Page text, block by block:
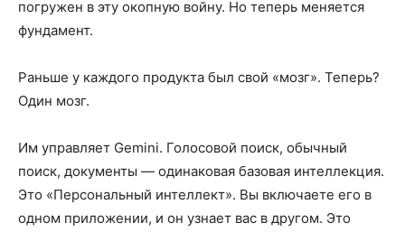
погружен в эту окопную войну. Но теперь меняется
фундамент.
Раньше у каждого продукта был свой «мозг». Теперь?
Один мозг.
Им управляет Gemini. Голосовой поиск, обычный
поиск, документы — одинаковая базовая интеллекция.
Это «Персональный интеллект». Вы включаете его в
одном приложении, и он узнает вас в другом. Это